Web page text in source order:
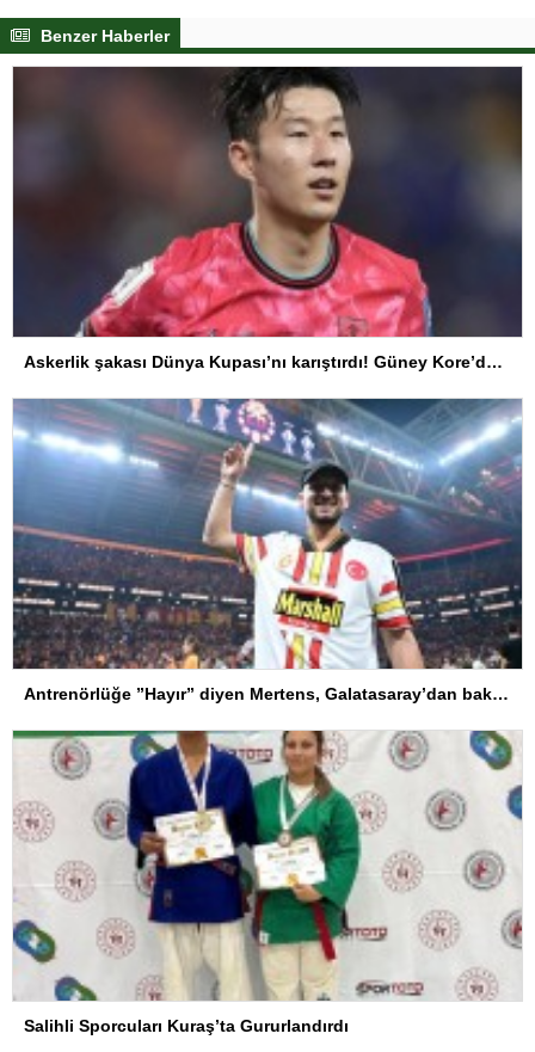
Benzer Haberler
Askerlik şakası Dünya Kupası’nı karıştırdı! Güney Kore’den sert karar
Antrenörlüğe ”Hayır” diyen Mertens, Galatasaray’dan bakın ne istedi
Salihli Sporcuları Kuraş’ta Gururlandırdı